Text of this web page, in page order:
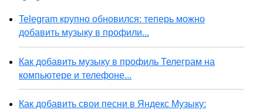
Telegram крупно обновился: теперь можно
добавить музыку в профили...
Как добавить музыку в профиль Телеграм на
компьютере и телефоне...
Как добавить свои песни в Яндекс Музыку: